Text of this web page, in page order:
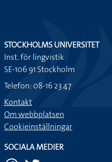
STOCKHOLMS UNIVERSITET
Inst. för lingvistik
SE-106 91 Stockholm
Telefon: 08-16 23 47
Kontakt
Om webbplatsen
Cookieinställningar
SOCIALA MEDIER